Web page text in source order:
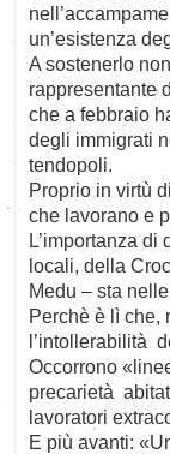
un’esistenza
A sostenerlo
rappresentante
che a febbraio
degli immigrati
tendopoli.
Proprio in virtù
che lavorano e
L’importanza
locali, della
Medu – sta
Perchè è lì che,
l’intollerabilità
Occorrono
precarietà
lavoratori
E più avanti: